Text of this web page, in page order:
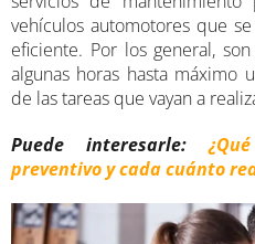
vehículos automotores que
eficiente. Por los general,
algunas horas hasta
de las tareas que vayan a
Puede interesarle:
preventivo y cada cuánto